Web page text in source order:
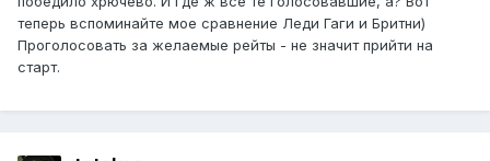
теперь вспоминайте мое сравнение Леди Гаги и Бритни)
Проголосовать за желаемые рейты - не значит прийти на
старт.